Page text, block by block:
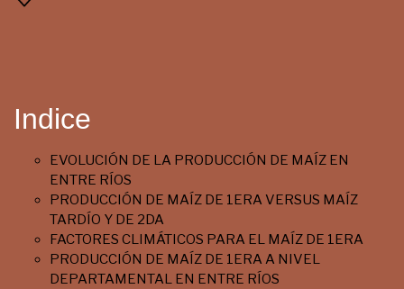
Indice
EVOLUCIÓN DE LA PRODUCCIÓN DE MAÍZ EN
ENTRE RÍOS
PRODUCCIÓN DE MAÍZ DE 1ERA VERSUS MAÍZ
TARDÍO Y DE 2DA
FACTORES CLIMÁTICOS PARA EL MAÍZ DE 1ERA
PRODUCCIÓN DE MAÍZ DE 1ERA A NIVEL
DEPARTAMENTAL EN ENTRE RÍOS